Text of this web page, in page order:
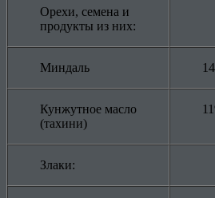
Орехи, семена и
продукты из них:
Миндаль
Кунжутное масло
(тахини)
Злаки: